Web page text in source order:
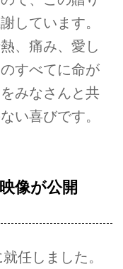
しています。
、痛み、愛し
すべてに命が
みなさんと共
い喜びです。
像が公開
任しました。